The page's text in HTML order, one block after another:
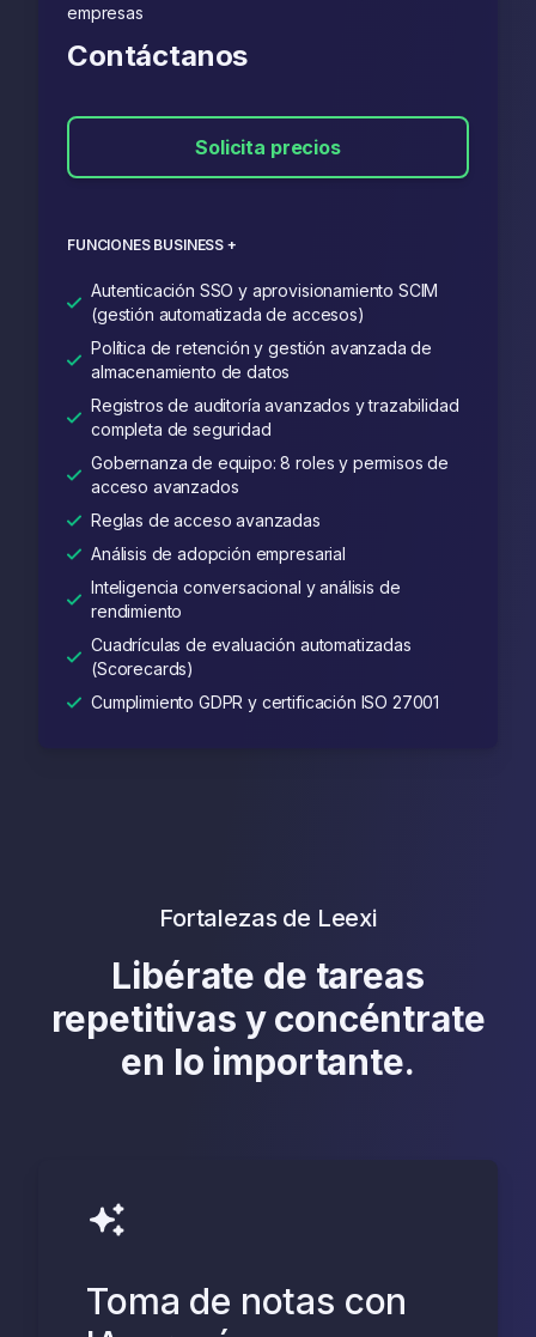
empresas
Contáctanos
Solicita precios
FUNCIONES BUSINESS +
Autenticación SSO y aprovisionamiento SCIM
(gestión automatizada de accesos)
Política de retención y gestión avanzada de
almacenamiento de datos
Registros de auditoría avanzados y trazabilidad
completa de seguridad
Gobernanza de equipo: 8 roles y permisos de
acceso avanzados
Reglas de acceso avanzadas
Análisis de adopción empresarial
Inteligencia conversacional y análisis de
rendimiento
Cuadrículas de evaluación automatizadas
(Scorecards)
Cumplimiento GDPR y certificación ISO 27001
Fortalezas de Leexi
Libérate de tareas
repetitivas y concéntrate
en lo importante.
Toma de notas con